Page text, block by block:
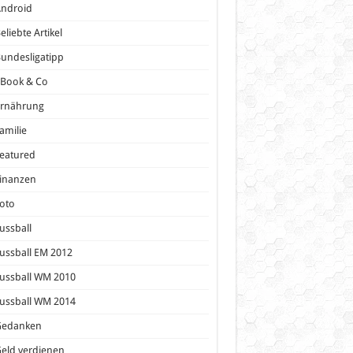
Artikel
& Co
EM 2012
WM 2010
WM 2014
verdienen